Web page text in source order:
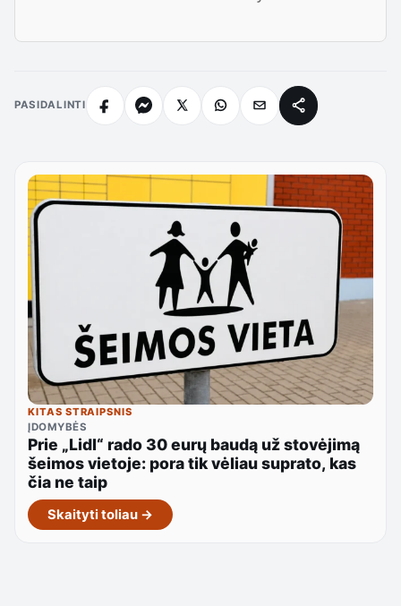
PASIDALINTI
KITAS STRAIPSNIS
ĮDOMYBĖS
Prie „Lidl“ rado 30 eurų baudą už stovėjimą
šeimos vietoje: pora tik vėliau suprato, kas
čia ne taip
Skaityti toliau →